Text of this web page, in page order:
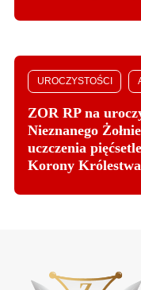
UROCZYSTOŚCI
ZOR RP na
Nieznanego
uczczenia
Korony